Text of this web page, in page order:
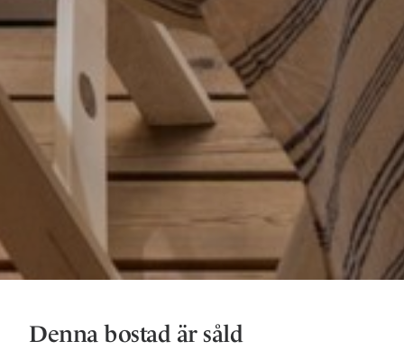
Denna bostad är såld